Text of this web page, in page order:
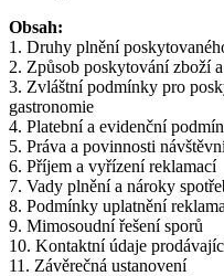
Obsah:
1. Druhy plnění
2. Způsob poskytování zboží
3. Zvláštní podmínky pro
gastronomie
4. Platební a evidenční
5. Práva a povinnosti
6. Příjem a vyřízení reklamací
7. Vady plnění a nároky
8. Podmínky uplatnění
9. Mimosoudní řešení sporů
10. Kontaktní údaje
11. Závěrečná ustanovení